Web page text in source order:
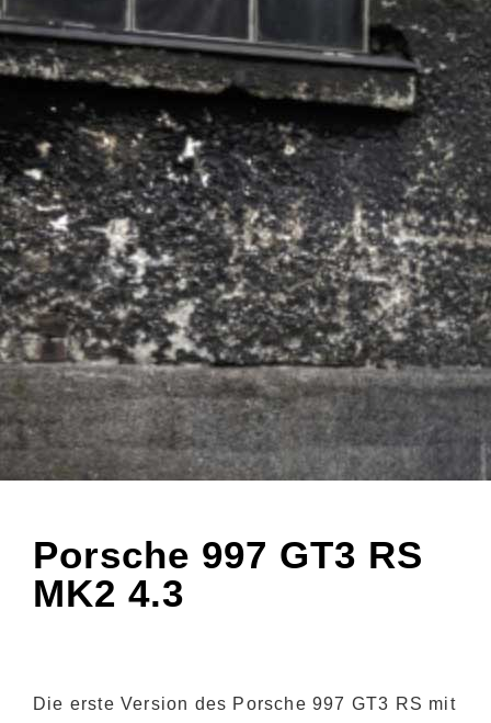
Porsche 997 GT3 RS
MK2 4.3
Die erste Version des Porsche 997 GT3 RS mit